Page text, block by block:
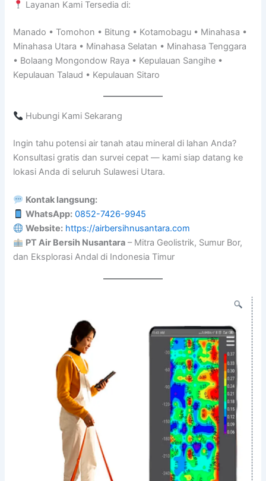
Layanan Kami Tersedia di:
Manado • Tomohon • Bitung • Kotamobagu • Minahasa •
Minahasa Utara • Minahasa Selatan • Minahasa Tenggara
• Bolaang Mongondow Raya • Kepulauan Sangihe •
Kepulauan Talaud • Kepulauan Sitaro
Hubungi Kami Sekarang
Ingin tahu potensi air tanah atau mineral di lahan Anda?
Konsultasi gratis dan survei cepat — kami siap datang ke
lokasi Anda di seluruh Sulawesi Utara.
Kontak langsung:
WhatsApp: 0852-7426-9945
Website: https://airbersihnusantara.com
PT Air Bersih Nusantara – Mitra Geolistrik, Sumur Bor,
dan Eksplorasi Andal di Indonesia Timur